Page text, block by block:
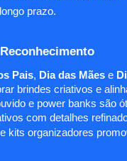
prazo.
Pais, Dia das Mães e
brindes criativos e
e power banks são
com detalhes
organizadores